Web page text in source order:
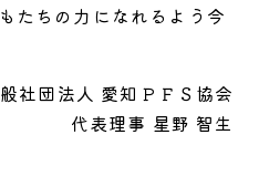
たちの力になれるよう今
社団法人 愛知ＰＦＳ協会
代表理事 星野 智生